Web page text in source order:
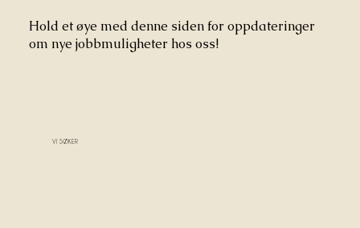
Hold et øye med denne siden for oppdateringer
om nye jobbmuligheter hos oss!
VI SØKER